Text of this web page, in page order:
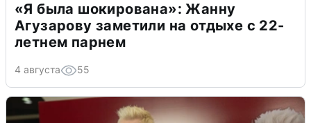
«Я была шокирована»: Жанну
Агузарову заметили на отдыхе с 22-
летнем парнем
4 августа 55